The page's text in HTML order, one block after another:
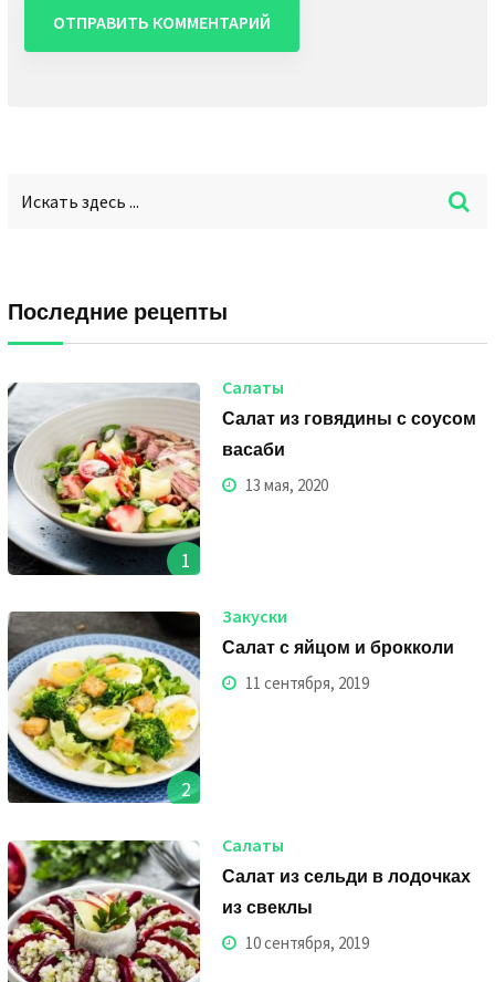
Последние рецепты
1
Салаты
Салат из говядины с соусом
васаби
13 мая, 2020
2
Закуски
Салат с яйцом и брокколи
11 сентября, 2019
Салаты
Салат из сельди в лодочках
из свеклы
10 сентября, 2019